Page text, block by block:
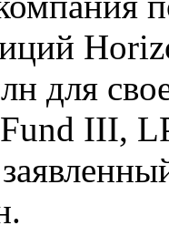
для
III,